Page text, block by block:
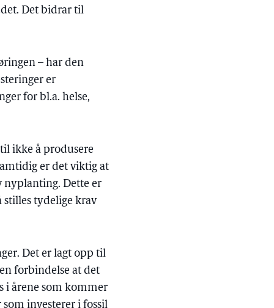
Det bidrar til
– har den
er
for bl.a. helse,
ikke å produsere
er det viktig at
nyplanting. Dette er
stilles tydelige krav
Det er lagt opp til
forbindelse at det
i årene som kommer
investerer i fossil